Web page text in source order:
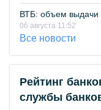
ВТБ: объем выдачи
06 августа 11:52
Все новости
Рейтинг
службы